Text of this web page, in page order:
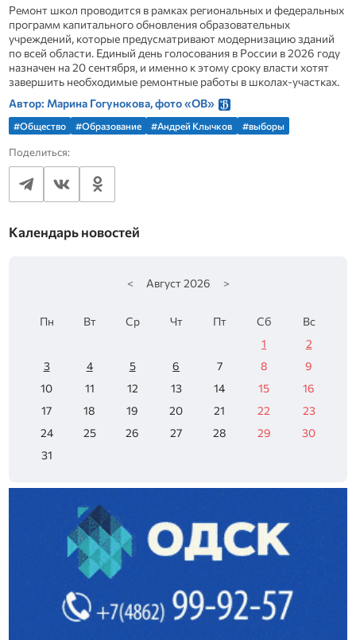
Ремонт школ проводится в рамках региональных и федеральных
программ капитального обновления образовательных
учреждений, которые предусматривают модернизацию зданий
по всей области. Единый день голосования в России в 2026 году
назначен на 20 сентября, и именно к этому сроку власти хотят
завершить необходимые ремонтные работы в школах‑участках.
Автор: Марина Гогунокова, фото «ОВ»
#Общество #Образование #Андрей Клычков #выборы
Поделиться:
Календарь новостей
< Август 2026 >
Пн Вт Ср Чт Пт Сб
Вс
1
2
3
4 5 6 7 8
9
10
11 12 13 14 15
16
17
18 19 20 21 22
23
24
25 26 27 28 29
30
31